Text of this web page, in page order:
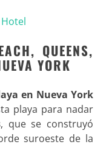
QUEENS,
YORK
en Nueva York
playa para nadar
, que se construyó
suroeste de la